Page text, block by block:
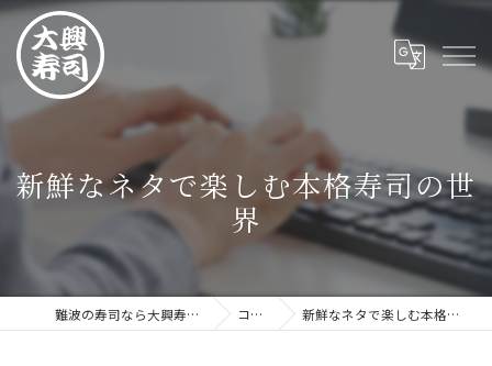
新鮮なネタで楽しむ本格寿司の世
界
難波の寿司なら大興寿司 難波店 コラム 新鮮なネタで楽しむ本格寿司の世界